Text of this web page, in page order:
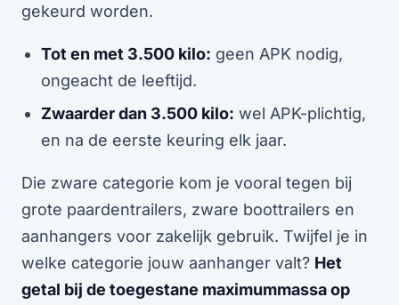
gekeurd worden.
Tot en met 3.500 kilo: geen APK nodig,
ongeacht de leeftijd.
Zwaarder dan 3.500 kilo: wel APK-plichtig,
en na de eerste keuring elk jaar.
Die zware categorie kom je vooral tegen bij
grote paardentrailers, zware boottrailers en
aanhangers voor zakelijk gebruik. Twijfel je in
welke categorie jouw aanhanger valt? Het
getal bij de toegestane maximummassa op